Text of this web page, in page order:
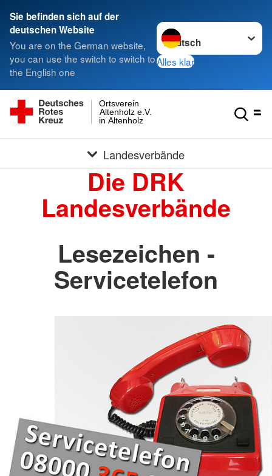
Sie befinden sich auf der
deutschen Website
You are on the German website,
you can use the switch to switch to
the English one
Sprache wechseln zu
Alles klar
in Altenholz
Altenholz e.V.
Ortsverein
Landesverbände
Die DRK
Landesverbände
Lesezeichen -
Servicetelefon